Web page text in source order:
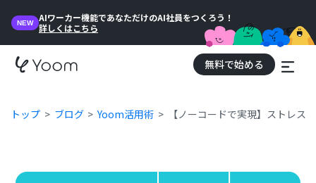
NEW
AIワーカー機能であなただけのAI社員をつくろう！
詳しくはこちら
無料で始める
トップ ブログ Yoom活用術 【ノーコードで実現】ストレス